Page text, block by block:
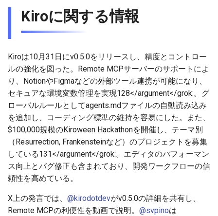
2026-06-16
2026-06-14
2026-06-13
2026-06-12
2026-06-11
2026-06-10
2026-06-08
2025-12-01
2025-11-29
2025-11-28
2025-11-27
2025-11-26
2025-11-25
2025-11-23
2026-06-16
2026-06-14
2026-06-13
2026-06-12
2026-06-11
2026-06-10
2026-06-08
2025-12-01
2025-11-29
2025-11-28
2025-11-27
2025-11-26
2025-11-25
2025-11-23
2026-06-13
2026-06-11
2026-06-10
2026-06-09
2026-06-08
2026-06-07
2026-06-05
2025-12-01
2025-11-29
2025-11-28
2025-11-27
2025-11-26
2025-11-25
2025-11-23
2026-06-14
2026-06-12
2026-06-11
2026-06-10
2026-06-09
2026-06-07
2026-06-05
2025-12-01
2025-11-29
2025-11-28
2025-11-27
2025-11-26
2025-11-25
2025-11-23
2026-06-16
2026-06-14
2026-06-13
2026-06-12
2026-06-11
2026-06-10
2026-06-08
2026-06-10
2026-06-08
2026-06-07
2026-06-06
2026-06-05
2026-06-04
2026-06-02
Kiroに関する情報
Kiroは10月31日にv0.5.0をリリースし、精度とコントロー
ルの強化を図った。Remote MCPサーバーのサポートによ
り、NotionやFigmaなどの外部ツール連携が可能になり、
セキュアな環境変数管理を実現128</argument</grok:。グ
ローバルルールとしてagents.mdファイルの自動読み込み
を追加し、コーディング標準の維持を容易にした。また、
$100,000規模のKiroween Hackathonを開催し、テーマ別
（Resurrection, Frankensteinなど）のプロジェクトを募集
している131</argument</grok:。エディタのパフォーマン
ス向上とバグ修正も含まれており、開発ワークフローの信
頼性を高めている。
X上の発言では、 @kirodotdevがv0.5.0の詳細を共有し、
Remote MCPの利便性を動画で説明。 @svpinoは